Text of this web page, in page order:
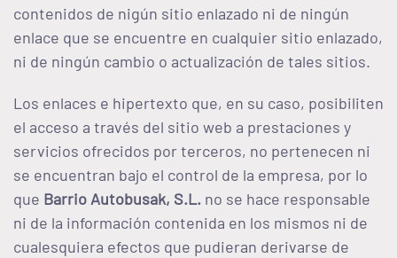
contenidos de nigún sitio enlazado ni de ningún
enlace que se encuentre en cualquier sitio enlazado,
ni de ningún cambio o actualización de tales sitios.
Los enlaces e hipertexto que, en su caso, posibiliten
el acceso a través del sitio web a prestaciones y
servicios ofrecidos por terceros, no pertenecen ni
se encuentran bajo el control de la empresa, por lo
que Barrio Autobusak, S.L. no se hace responsable
ni de la información contenida en los mismos ni de
cualesquiera efectos que pudieran derivarse de